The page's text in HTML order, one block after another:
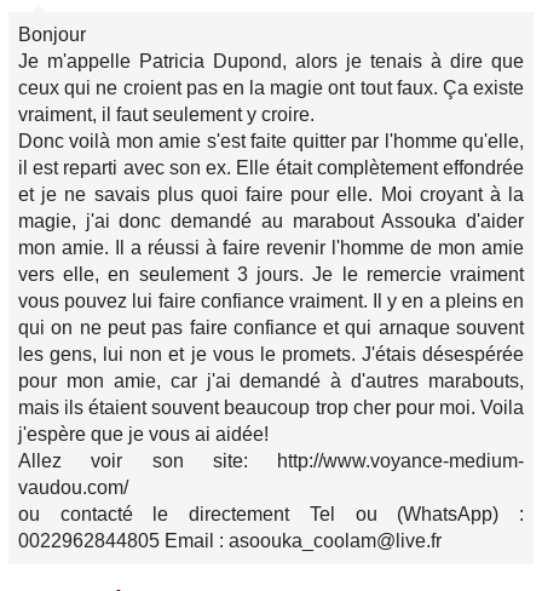
Bonjour
Je m'appelle Patricia Dupond, alors je tenais à dire que
ceux qui ne croient pas en la magie ont tout faux. Ça existe
vraiment, il faut seulement y croire.
Donc voilà mon amie s'est faite quitter par l'homme qu'elle,
il est reparti avec son ex. Elle était complètement effondrée
et je ne savais plus quoi faire pour elle. Moi croyant à la
magie, j'ai donc demandé au marabout Assouka d'aider
mon amie. Il a réussi à faire revenir l'homme de mon amie
vers elle, en seulement 3 jours. Je le remercie vraiment
vous pouvez lui faire confiance vraiment. Il y en a pleins en
qui on ne peut pas faire confiance et qui arnaque souvent
les gens, lui non et je vous le promets. J'étais désespérée
pour mon amie, car j'ai demandé à d'autres marabouts,
mais ils étaient souvent beaucoup trop cher pour moi. Voila
j'espère que je vous ai aidée!
Allez voir son site: http://www.voyance-medium-
vaudou.com/
ou contacté le directement Tel ou (WhatsApp) :
0022962844805 Email : asoouka_coolam@live.fr